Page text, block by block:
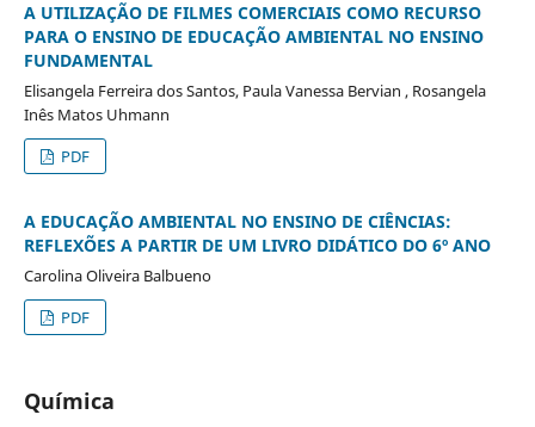
A UTILIZAÇÃO DE FILMES COMERCIAIS COMO RECURSO
PARA O ENSINO DE EDUCAÇÃO AMBIENTAL NO ENSINO
FUNDAMENTAL
Elisangela Ferreira dos Santos, Paula Vanessa Bervian , Rosangela
Inês Matos Uhmann
PDF
A EDUCAÇÃO AMBIENTAL NO ENSINO DE CIÊNCIAS:
REFLEXÕES A PARTIR DE UM LIVRO DIDÁTICO DO 6º ANO
Carolina Oliveira Balbueno
PDF
Química